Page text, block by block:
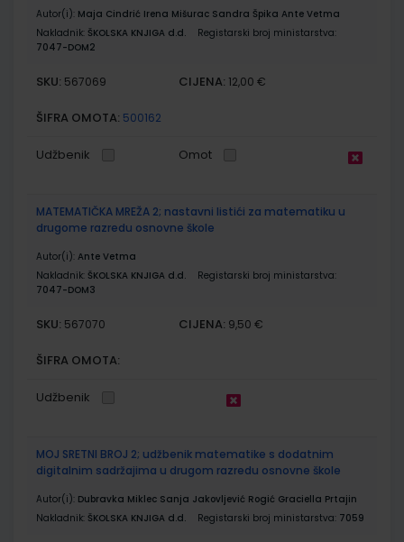
Autor(i): Maja Cindrić Irena Mišurac Sandra Špika Ante Vetma
Nakladnik: ŠKOLSKA KNJIGA d.d.
Registarski broj ministarstva:
7047-DOM2
SKU: 567069 CIJENA: 12,00 €
ŠIFRA OMOTA: 500162
Udžbenik Omot
MATEMATIČKA MREŽA 2; nastavni listići za matematiku u
drugome razredu osnovne škole
Autor(i): Ante Vetma
Nakladnik: ŠKOLSKA KNJIGA d.d.
Registarski broj ministarstva:
7047-DOM3
SKU: 567070 CIJENA: 9,50 €
ŠIFRA OMOTA:
Udžbenik
MOJ SRETNI BROJ 2; udžbenik matematike s dodatnim
digitalnim sadržajima u drugom razredu osnovne škole
Autor(i): Dubravka Miklec Sanja Jakovljević Rogić Graciella Prtajin
Nakladnik: ŠKOLSKA KNJIGA d.d. Registarski broj ministarstva: 7059